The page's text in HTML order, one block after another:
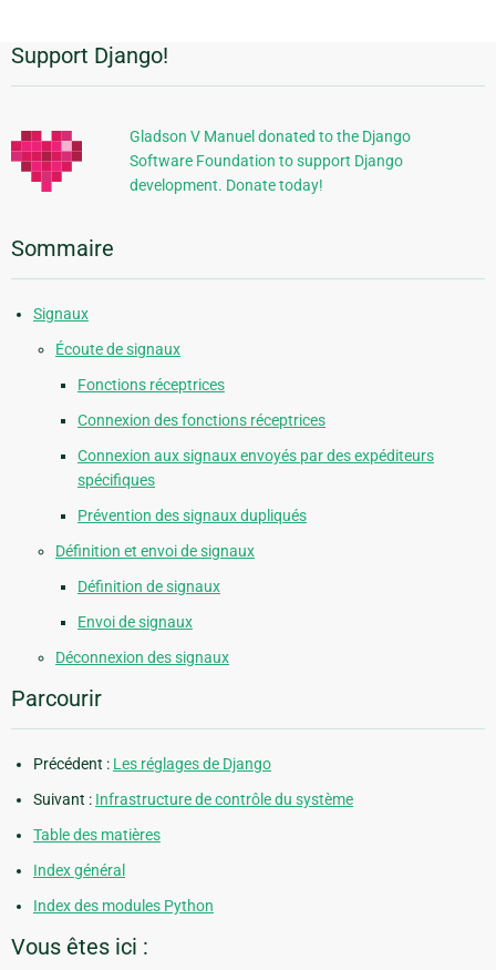
Informations
supplémentaires
Support Django!
Gladson V Manuel donated to the Django
Software Foundation to support Django
development. Donate today!
Sommaire
Signaux
Écoute de signaux
Fonctions réceptrices
Connexion des fonctions réceptrices
Connexion aux signaux envoyés par des expéditeurs
spécifiques
Prévention des signaux dupliqués
Définition et envoi de signaux
Définition de signaux
Envoi de signaux
Déconnexion des signaux
Parcourir
Précédent : Les réglages de Django
Suivant : Infrastructure de contrôle du système
Table des matières
Index général
Index des modules Python
Vous êtes ici :